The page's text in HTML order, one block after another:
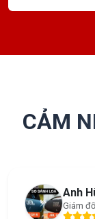
CẢM
Anh
Giám